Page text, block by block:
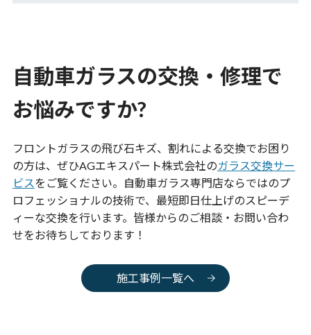
自動車ガラスの交換・修理で
お悩みですか?
フロントガラスの飛び石キズ、割れによる交換でお困り
の方は、ぜひAGエキスパート株式会社のガラス交換サー
ビスをご覧ください。自動車ガラス専門店ならではのプ
ロフェッショナルの技術で、最短即日仕上げのスピーデ
ィーな交換を行います。皆様からのご相談・お問い合わ
せをお待ちしております！
施工事例一覧へ